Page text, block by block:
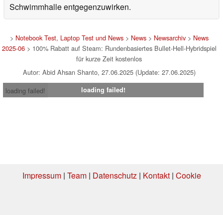
Schwimmhalle entgegenzuwirken.
> Notebook Test, Laptop Test und News> News> Newsarchiv> News
2025-06> 100% Rabatt auf Steam: Rundenbasiertes Bullet-Hell-Hybridspiel
für kurze Zeit kostenlos
Autor: Abid Ahsan Shanto, 27.06.2025 (Update: 27.06.2025)
loading failed!
loading failed!
Impressum| Team| Datenschutz| Kontakt| Cookie